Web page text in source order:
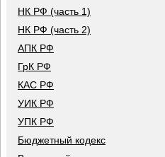
НК РФ (часть 1)
НК РФ (часть 2)
АПК РФ
ГрК РФ
КАС РФ
УИК РФ
УПК РФ
Бюджетный кодекс